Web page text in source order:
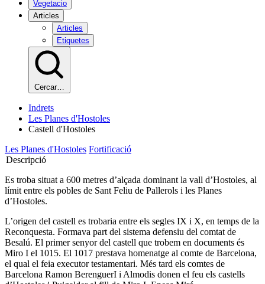
Vegetacio
Articles
Articles
Etiquetes
Cercar…
Indrets
Les Planes d'Hostoles
Castell d'Hostoles
Les Planes d'Hostoles Fortificació
Descripció
Es troba situat a 600 metres d’alçada dominant la vall d’Hostoles, al
límit entre els pobles de Sant Feliu de Pallerols i les Planes
d’Hostoles.
L’origen del castell es trobaria entre els segles IX i X, en temps de la
Reconquesta. Formava part del sistema defensiu del comtat de
Besalú. El primer senyor del castell que trobem en documents és
Miro I el 1015. El 1017 prestava homenatge al comte de Barcelona,
el qual el feia executor testamentari. Més tard els comtes de
Barcelona Ramon BerenguerI i Almodis donen el feu els castells